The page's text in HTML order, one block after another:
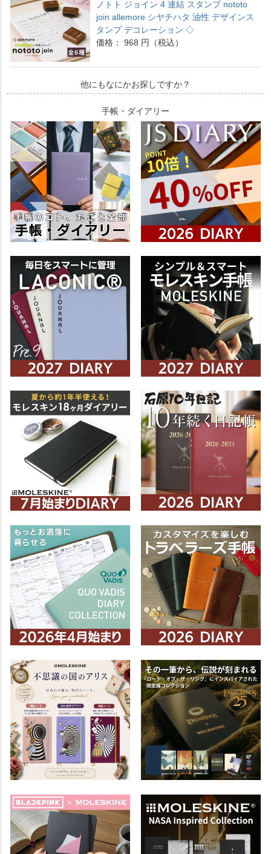
ノトト ジョイン 4 連結 スタンプ nototo
join allemore シヤチハタ 油性 デザインス
タンプ デコレーション ◇
価格： 968 円（税込）
他にもなにかお探しですか？
手帳・ダイアリー